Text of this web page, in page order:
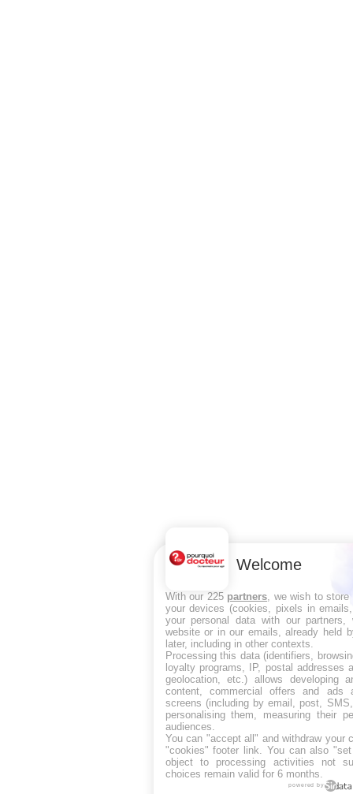
Welcome
With our 225 partners , we wish to
your devices (cookies, pixels in
your personal data with our partners,
website or in our emails, already held
later, including in other contexts.
Processing this data (identifiers,
loyalty programs, IP, postal addresses
geolocation, etc.) allows developing
content, commercial offers and ads
screens (including by email, post,
personalising them, measuring their
audiences.
You can "accept all" and withdraw your
"cookies" footer link . You can also
object to processing activities not
choices remain valid for 6 months.
powered by